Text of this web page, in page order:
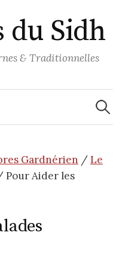
du Sidh
& Traditionnelles
Gardnérien /Le
Pour Aider les